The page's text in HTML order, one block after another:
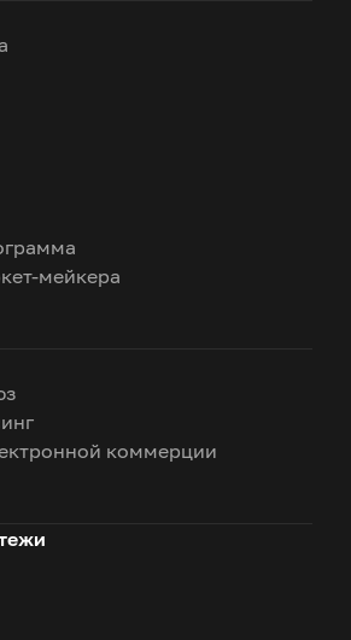
мейкера
коммерции